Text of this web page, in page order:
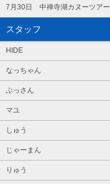
7月30日 中禅寺湖カヌーツアー
スタッフ
HIDE
なっちゃん
ぶっさん
マユ
しゅう
じゃーまん
りゅう